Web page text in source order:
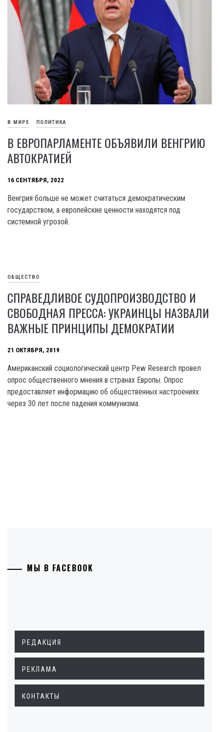
В МИРЕ ПОЛИТИКА
В ЕВРОПАРЛАМЕНТЕ ОБЪЯВИЛИ ВЕНГРИЮ
АВТОКРАТИЕЙ
16 СЕНТЯБРЯ, 2022
Венгрия больше не может считаться демократическим
государством, а европейские ценности находятся под
системной угрозой.
ОБЩЕСТВО
СПРАВЕДЛИВОЕ СУДОПРОИЗВОДСТВО И
СВОБОДНАЯ ПРЕССА: УКРАИНЦЫ НАЗВАЛИ
ВАЖНЫЕ ПРИНЦИПЫ ДЕМОКРАТИИ
21 ОКТЯБРЯ, 2019
Американский социологический центр Pew Research провел
опрос общественного мнения в странах Европы. Опрос
предоставляет информацию об общественных настроениях
через 30 лет после падения коммунизма.
МЫ В FACEBOOK
РЕДАКЦИЯ
РЕКЛАМА
КОНТАКТЫ